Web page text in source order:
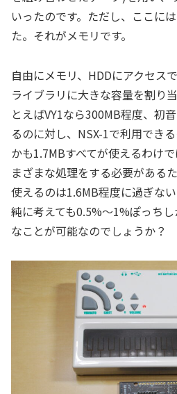
いったのです。ただし、ここに
た。それがメモリです。
自由にメモリ、HDDにアクセス
ライブラリに大きな容量を割り
とえばVY1なら300MB程度、初
るのに対し、NSX-1で利用でき
かも1.7MBすべてが使えるわけ
まざまな処理をする必要がある
使えるのは1.6MB程度に過ぎな
純に考えても0.5%～1%ぽっち
なことが可能なのでしょうか？